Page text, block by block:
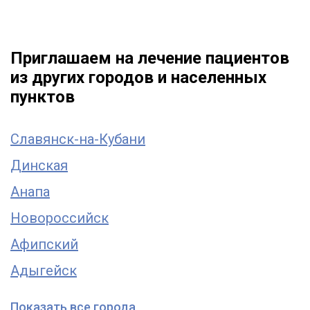
Приглашаем на лечение пациентов
из других городов и населенных
пунктов
Славянск-на-Кубани
Динская
Анапа
Новороссийск
Афипский
Адыгейск
Показать все города